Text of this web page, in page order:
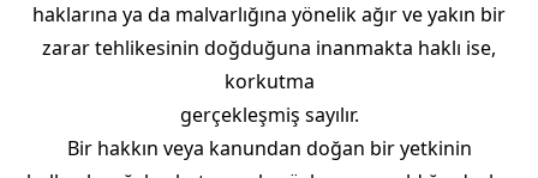
haklarına ya da malvarlığına yönelik ağır ve yakın bir
zarar tehlikesinin doğduğuna inanmakta haklı ise,
korkutma
gerçekleşmiş sayılır.
Bir hakkın veya kanundan doğan bir yetkinin